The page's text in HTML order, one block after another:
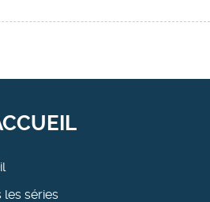
les séries